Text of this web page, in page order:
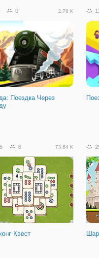
0 2.78 K
Поездка Через
Город Убийц
6 73.64 K
Квест